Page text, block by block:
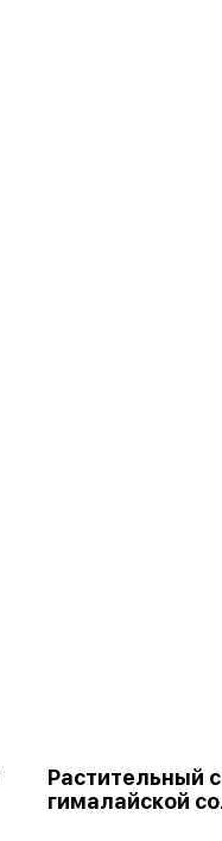
Растительный
гималайской